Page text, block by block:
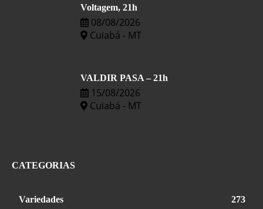
Voltagem, 21h
08/08/2026
Cuiabá - MT
VALDIR PASA – 21h
15/08/2026
Cuiabá - MT
CATEGORIAS
Variedades 273